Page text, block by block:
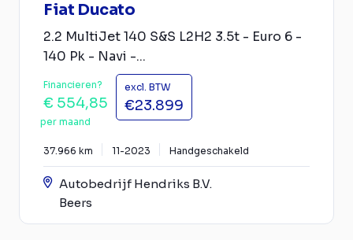
Fiat Ducato
2.2 MultiJet 140 S&S L2H2 3.5t - Euro 6 -
140 Pk - Navi -...
Financieren?
€ 554,85
per maand
excl. BTW
€23.899
37.966 km 11-2023 Handgeschakeld
Autobedrijf Hendriks B.V.
Beers